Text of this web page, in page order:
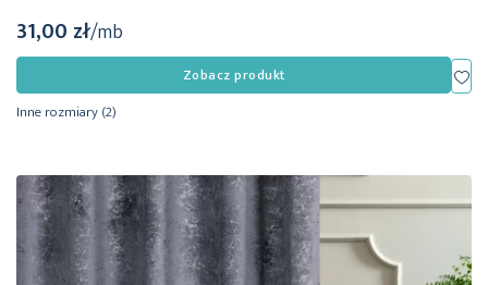
31,00 zł/mb
Zobacz produkt
Inne rozmiary(2)